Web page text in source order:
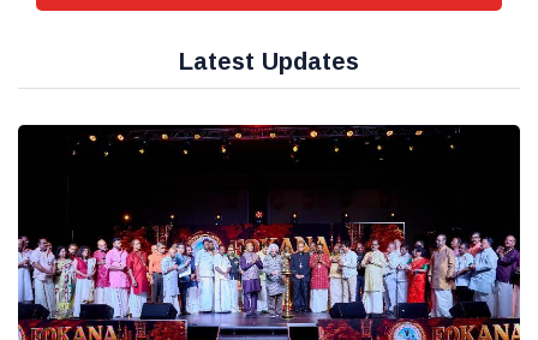
Latest Updates